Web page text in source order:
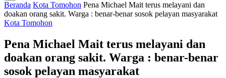
Beranda Kota Tomohon Pena Michael Mait terus melayani dan
doakan orang sakit. Warga : benar-benar sosok pelayan masyarakat
Kota Tomohon
Pena Michael Mait terus melayani dan
doakan orang sakit. Warga : benar-benar
sosok pelayan masyarakat